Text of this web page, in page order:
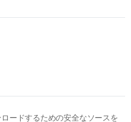
ードするための安全なソースを